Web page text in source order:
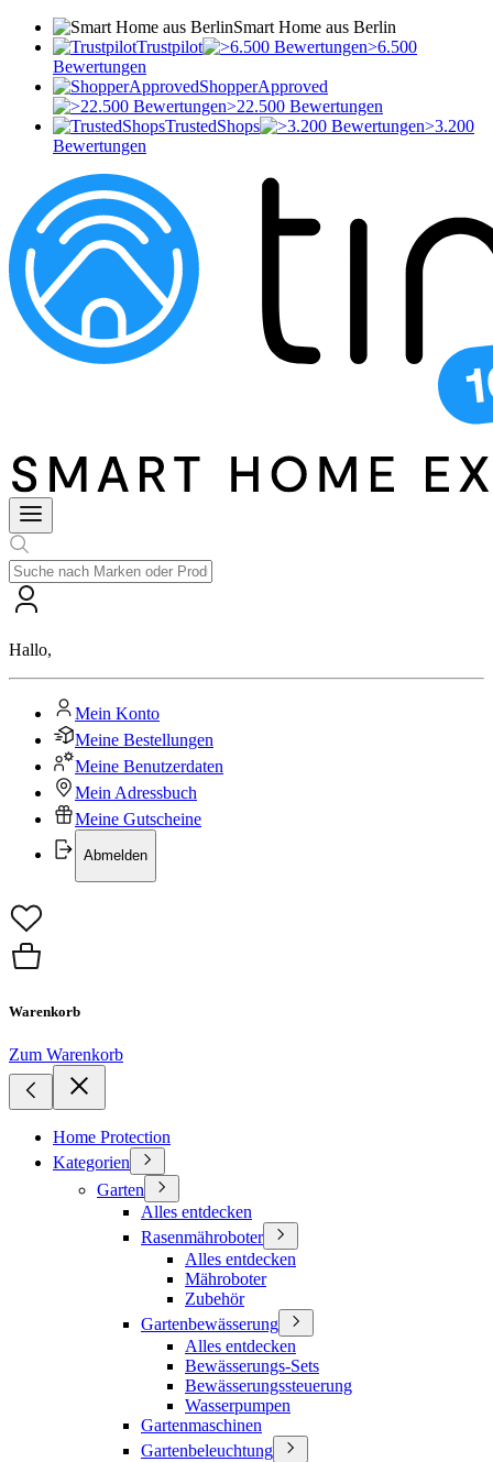
Smart Home aus Berlin
Trustpilot
>6.500
Bewertungen
ShopperApproved
>22.500 Bewertungen
TrustedShops
>3.200
Bewertungen
Hallo,
Mein Konto
Meine Bestellungen
Meine Benutzerdaten
Mein Adressbuch
Meine Gutscheine
Abmelden
Warenkorb
Zum Warenkorb
Home Protection
Kategorien
Garten
Alles entdecken
Rasenmähroboter
Alles entdecken
Mähroboter
Zubehör
Gartenbewässerung
Alles entdecken
Bewässerungs-Sets
Bewässerungssteuerung
Wasserpumpen
Gartenmaschinen
Gartenbeleuchtung